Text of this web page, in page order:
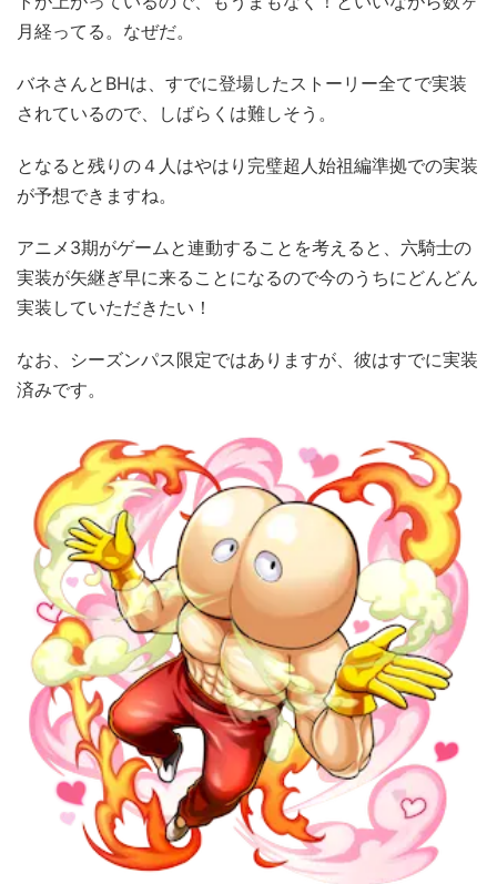
月経ってる。なぜだ。
バネさんとBHは、すでに登場したストーリー全てで実装
されているので、しばらくは難しそう。
となると残りの４人はやはり完璧超人始祖編準拠での実装
が予想できますね。
アニメ3期がゲームと連動することを考えると、六騎士の
実装が矢継ぎ早に来ることになるので今のうちにどんどん
実装していただきたい！
なお、シーズンパス限定ではありますが、彼はすでに実装
済みです。